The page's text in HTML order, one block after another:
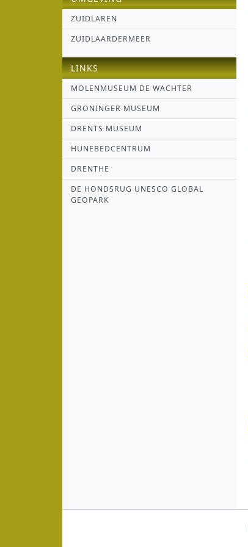
ZUIDLAREN
ZUIDLAARDERMEER
LINKS
MOLENMUSEUM DE WACHTER
GRONINGER MUSEUM
DRENTS MUSEUM
HUNEBEDCENTRUM
DRENTHE
DE HONDSRUG UNESCO GLOBAL
GEOPARK